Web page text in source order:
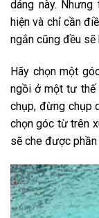
dáng này.
hiện và chỉ cần
ngắn cũng đều sẽ
Hãy chọn một
ngồi ở một tư thế
chụp, đừng chụp
chọn góc từ trên
sẽ che được